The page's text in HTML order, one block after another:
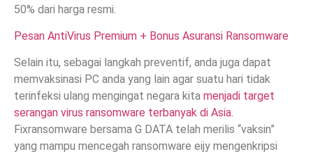
50% dari harga resmi.
Pesan AntiVirus Premium + Bonus Asuransi Ransomware
Selain itu, sebagai langkah preventif, anda juga dapat
memvaksinasi PC anda yang lain agar suatu hari tidak
terinfeksi ulang mengingat negara kita menjadi target
serangan virus ransomware terbanyak di Asia.
Fixransomware bersama G DATA telah merilis “vaksin”
yang mampu mencegah ransomware eijy mengenkripsi